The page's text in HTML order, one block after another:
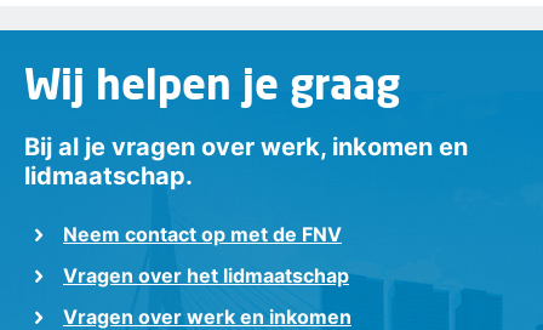
Wij helpen je graag
Bij al je vragen over werk, inkomen en
lidmaatschap.
Neem contact op met de FNV
Vragen over het lidmaatschap
Vragen over werk en inkomen